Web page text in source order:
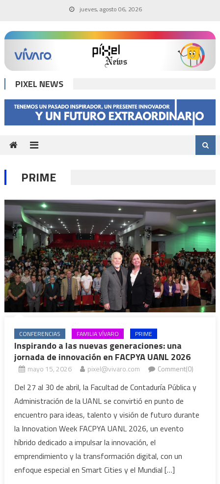
content
jueves, agosto 06, 2026
PIXEL NEWS
PRIME
CONFERENCIAS FAMILIA VÍVARO PRIME
Inspirando a las nuevas generaciones: una
jornada de innovación en FACPYA UANL 2026
mayo 15, 2026 pixel@vivaro.com Comment(0)
Del 27 al 30 de abril, la Facultad de Contaduría Pública y
Administración de la UANL se convirtió en punto de
encuentro para ideas, talento y visión de futuro durante
la Innovation Week FACPYA UANL 2026, un evento
híbrido dedicado a impulsar la innovación, el
emprendimiento y la transformación digital, con un
enfoque especial en Smart Cities y el Mundial […]